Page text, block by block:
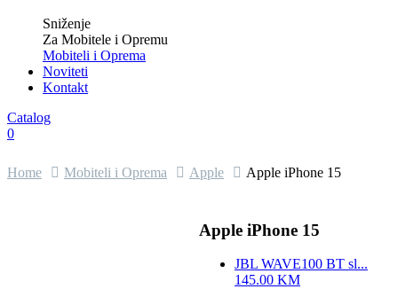
Sniženje
Za Mobitele i Opremu
Mobiteli i Oprema
Noviteti
Kontakt
Catalog
0
Home Mobiteli i Oprema Apple Apple iPhone 15
Apple iPhone 15
JBL WAVE100 BT sl...
145.00 KM